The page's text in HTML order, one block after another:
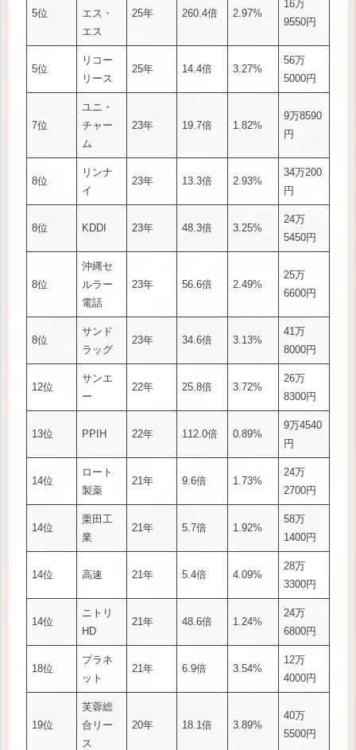
5位
エス・
エス
25年 260.4倍 2.97%
16万
9550円
5位
リコー
リース
25年 14.4倍 3.27%
56万
5000円
7位
ユニ・
チャー
ム
23年 19.7倍 1.82%
9万8590
円
8位
リンナ
イ
23年 13.3倍 2.93%
34万200
円
8位 KDDI 23年 48.3倍 3.25%
24万
5450円
8位
沖縄セ
ルラー
電話
23年 56.6倍 2.49%
25万
6600円
8位
サンド
ラッグ
23年 34.6倍 3.13%
41万
8000円
12位
サンエ
ー
22年 25.8倍 3.72%
26万
8300円
13位 PPIH 22年 112.0倍 0.89%
9万4540
円
14位
ロート
製薬
21年 9.6倍 1.73%
24万
2700円
14位
栗田工
業
21年 5.7倍 1.92%
58万
1400円
14位 高速 21年 5.4倍 4.09%
28万
3300円
14位
ニトリ
HD
21年 48.6倍 1.24%
24万
6800円
18位
プラネ
ット
21年 6.9倍 3.54%
12万
4000円
19位
芙蓉総
合リー
ス
20年 18.1倍 3.89%
40万
5500円